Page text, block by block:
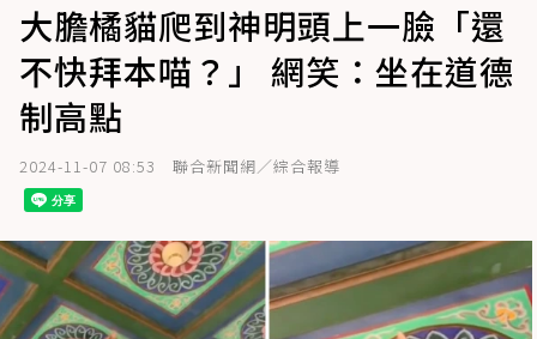
大膽橘貓爬到神明頭上一臉「還
不快拜本喵？」 網笑：坐在道德
制高點
2024-11-07 08:53 聯合新聞網／綜合報導